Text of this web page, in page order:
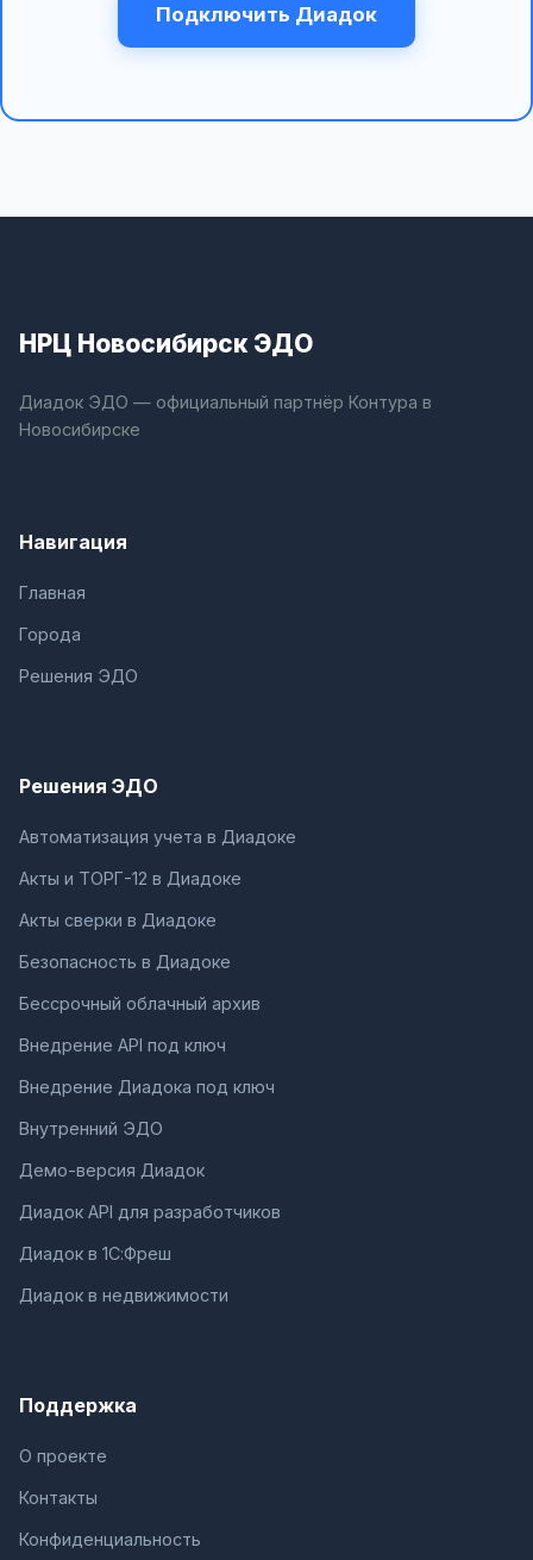
Подключить Диадок
НРЦ Новосибирск ЭДО
Диадок ЭДО — официальный партнёр Контура в
Новосибирске
Навигация
Главная
Города
Решения ЭДО
Решения ЭДО
Автоматизация учета в Диадоке
Акты и ТОРГ-12 в Диадоке
Акты сверки в Диадоке
Безопасность в Диадоке
Бессрочный облачный архив
Внедрение API под ключ
Внедрение Диадока под ключ
Внутренний ЭДО
Демо-версия Диадок
Диадок API для разработчиков
Диадок в 1С:Фреш
Диадок в недвижимости
Поддержка
О проекте
Контакты
Конфиденциальность